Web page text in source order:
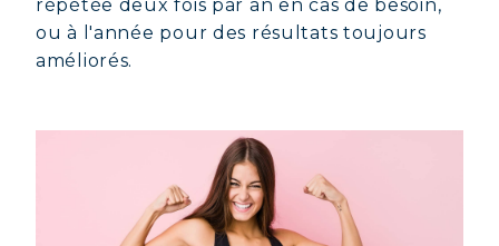
répétée deux fois par an en cas de besoin,
ou à l'année pour des résultats toujours
améliorés.